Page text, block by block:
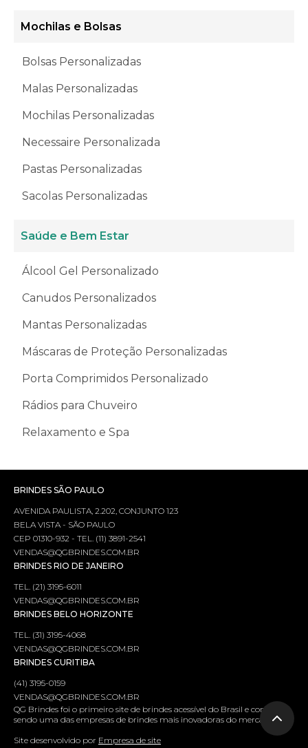
Mochilas e Bolsas
Bolsas Personalizadas
Malas Personalizadas
Mochilas Personalizadas
Necessaire Personalizada
Pastas Personalizadas
Sacolas Personalizadas
Saúde e Bem Estar
Álcool Gel Personalizado
Canudos Personalizados
Mantas Personalizadas
Máscaras de Proteção Personalizadas
Porta Comprimidos Personalizado
Rádios para Chuveiro
Relaxamento e Spa
BRINDES SÃO PAULO
AVENIDA PAULISTA, 2.202, CONJUNTO 123
BELA VISTA - SÃO PAULO
CEP 01310-932 - TEL. (11) 3891-2541
VENDAS@QGBRINDES.COM.BR
BRINDES RIO DE JANEIRO
TEL. (21) 3195-6011
VENDAS@QGBRINDES.COM.BR
BRINDES BELO HORIZONTE
TEL. (31) 3195-4068
VENDAS@QGBRINDES.COM.BR
BRINDES CURITIBA
(41) 3195-0159
VENDAS@QGBRINDES.COM.BR
QG Brindes foi o primeiro site de brindes acessível do Brasil e continua
sendo uma das empresas de brindes mais inovadoras do mercado.
Site desenvolvido por Empresa de site